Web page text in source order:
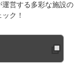
運営する多彩な施設の
ク！